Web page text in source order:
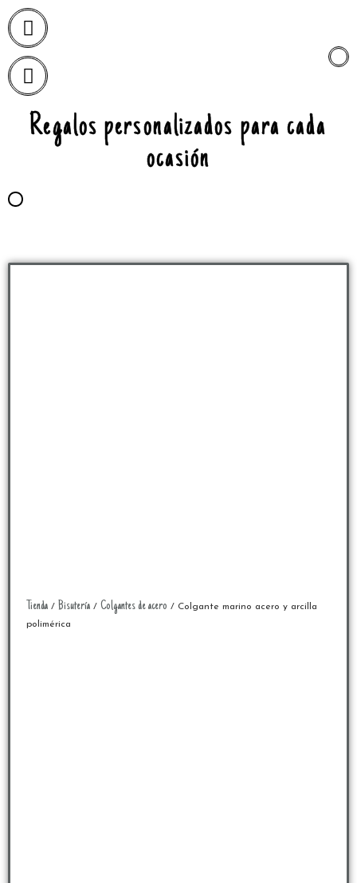
Regalos personalizados para cada
ocasión
Tienda / Bisutería / Colgantes de acero / Colgante marino acero y arcilla
polimérica